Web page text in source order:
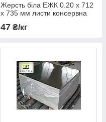
Жерсть біла ЕЖК 0.20 х 712
х 735 мм листи консервна
47 ₴/кг